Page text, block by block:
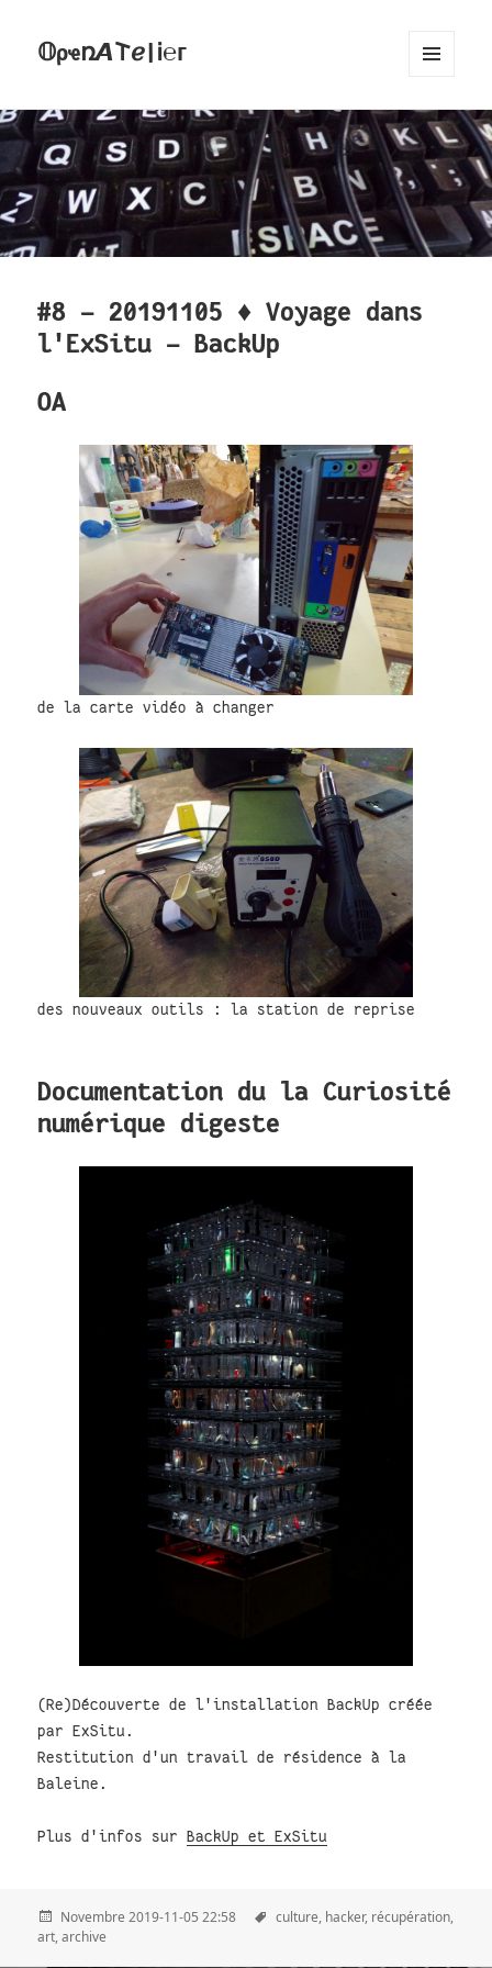
𝕆ρҽռ𝞐𐌕ℯ|Ꭵ℮ᴦ
WIDGETS
#8 - 20191105 ♦ Voyage dans
l'ExSitu - BackUp
OA
de la carte vidéo à changer
des nouveaux outils : la station de reprise
Documentation du la Curiosité
numérique digeste
(Re)Découverte de l'installation BackUp créée
par ExSitu.
Restitution d'un travail de résidence à la
Baleine.
Plus d'infos sur BackUp et ExSitu
Novembre 2019-11-05 22:58 culture, hacker, récupération,
art, archive